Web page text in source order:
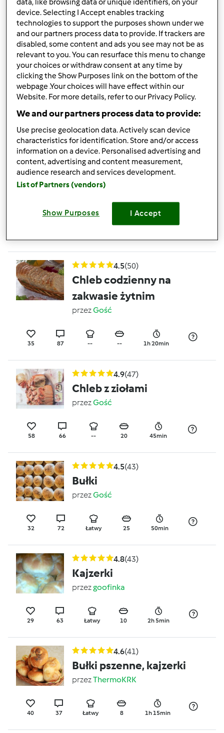
CHLEBEK ZIOŁOWY
przezEdyta Mikulska
0 1h 30min
4.8 (102)
chleb z garnka
przez
116 156 Łatwy 15 2h 30min
4.8 (52)
Prosty chleb pszenny
4.5(50)
Chleb codzienny na
zakwasie żytnim
przezGość
35 87 -- -- 1h 20min
4.9(47)
Chleb z ziołami
przezGość
58 66 -- 20 45min
4.5(43)
Bułki
przezGość
32 72 Łatwy 25 50min
4.8(43)
Kajzerki
przezgoofinka
29 63 Łatwy 10 2h 5min
4.6(41)
Bułki pszenne, kajzerki
przezThermoKRK
40 37 Łatwy 8 1h 15min
data, like browsing data or unique identifiers, on your
device. Selecting I Accept enables tracking
technologies to support the purposes shown under we
and our partners process data to provide. If trackers are
disabled, some content and ads you see may not be as
relevant to you. You can resurface this menu to change
your choices or withdraw consent at any time by
clicking the Show Purposes link on the bottom of the
webpage .Your choices will have effect within our
Website. For more details, refer to our Privacy Policy.
We and our partners process data to provide:
Use precise geolocation data. Actively scan device
characteristics for identification. Store and/or access
information on a device. Personalised advertising and
content, advertising and content measurement,
audience research and services development.
List of Partners (vendors)
Show Purposes I Accept